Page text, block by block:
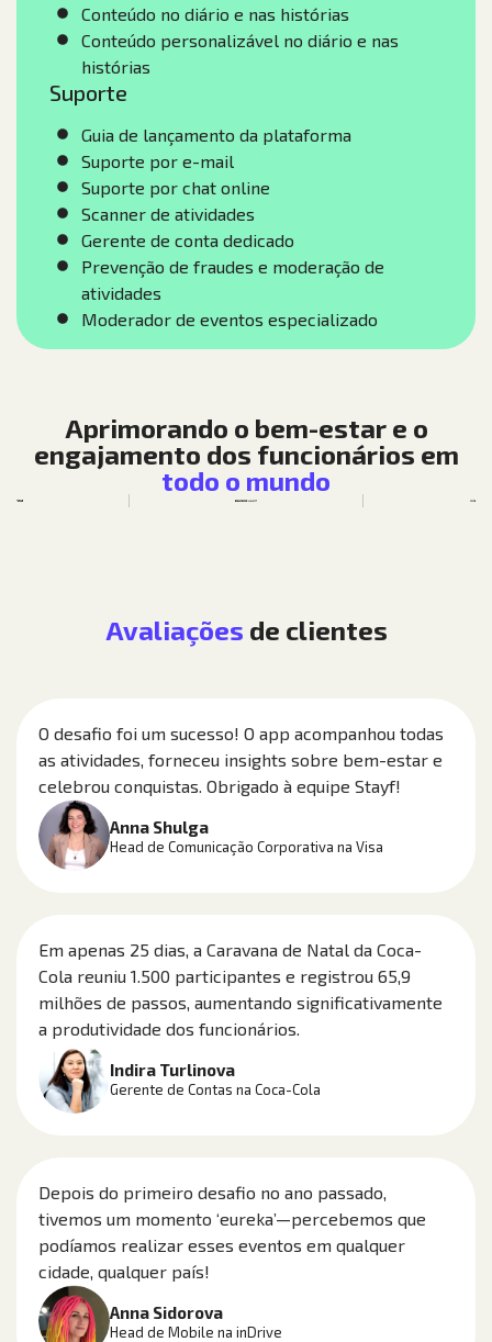
Conteúdo no diário e nas histórias
Conteúdo personalizável no diário e nas
histórias
Suporte
Guia de lançamento da plataforma
Suporte por e-mail
Suporte por chat online
Scanner de atividades
Gerente de conta dedicado
Prevenção de fraudes e moderação de
atividades
Moderador de eventos especializado
Aprimorando o bem-estar e o
engajamento dos funcionários em
todo o mundo
Avaliações de clientes
O desafio foi um sucesso! O app acompanhou todas
as atividades, forneceu insights sobre bem-estar e
celebrou conquistas. Obrigado à equipe Stayf!
Anna Shulga
Head de Comunicação Corporativa na Visa
Em apenas 25 dias, a Caravana de Natal da Coca-
Cola reuniu 1.500 participantes e registrou 65,9
milhões de passos, aumentando significativamente
a produtividade dos funcionários.
Indira Turlinova
Gerente de Contas na Coca-Cola
Depois do primeiro desafio no ano passado,
tivemos um momento ‘eureka’—percebemos que
podíamos realizar esses eventos em qualquer
cidade, qualquer país!
Anna Sidorova
Head de Mobile na inDrive